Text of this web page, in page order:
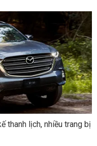
thanh lịch, nhiều trang bị